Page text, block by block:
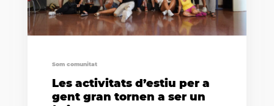
Som comunitat
Les activitats d’estiu per a
gent gran tornen a ser un